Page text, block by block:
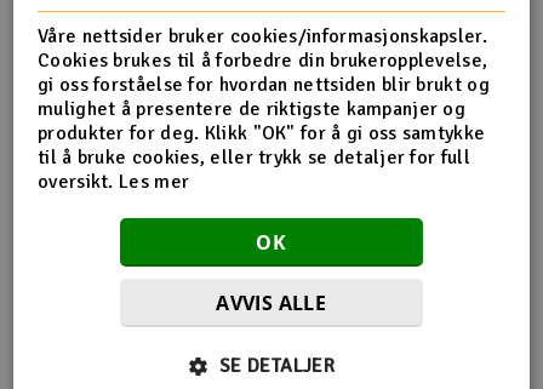
Smarthjem, lek & hobby
Solenergi
Sparkesykler & elkjøretøy
Verktøy, utstyr & tilbehør
Gavekort
HPI-Z877 Washer 8x10x0.2mm - 10pcs
Flere detaljer
Produktet er
forbundet med
Reservedeler HPI
Del av PartFinder
HPI Savage X 4.6 V2 GT-6
HPI Savage X Flux V2 GT-6 - RTR
HPI Savage XL 5.9 V2 2.4GHz
HPI Savage XL Flux V2 2.4GHz
Våre nettsider bruker cookies/informasjonskapsler.
Cookies brukes til å forbedre din brukeropplevelse,
gi oss forståelse for hvordan nettsiden blir brukt og
mulighet å presentere de riktigste kampanjer og
produkter for deg. Klikk "OK" for å gi oss samtykke
til å bruke cookies, eller trykk se detaljer for full
oversikt. Les mer
OK
AVVIS ALLE
SE DETALJER